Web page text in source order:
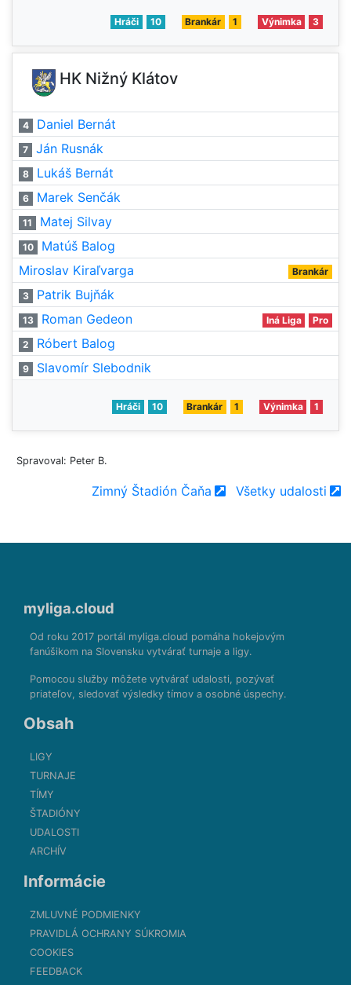
Hráči 10 Brankár 1 Výnimka 3
HK Nižný Klátov
4 Daniel Bernát
7 Ján Rusnák
8 Lukáš Bernát
6 Marek Senčák
11 Matej Silvay
10
Matúš Balog
Miroslav Kiraľvarga
Brankár
3 Patrik Bujňák
13 Roman Gedeon Iná Liga Pro
2 Róbert Balog
9 Slavomír Slebodnik
Hráči 10 Brankár 1 Výnimka 1
Spravoval: Peter B.
Zimný Štadión Čaňa Všetky udalosti
myliga.cloud
Od roku 2017 portál myliga.cloud pomáha hokejovým
fanúšikom na Slovensku vytvárať turnaje a ligy.
Pomocou služby môžete vytvárať udalosti, pozývať
priateľov, sledovať výsledky tímov a osobné úspechy.
Obsah
LIGY
TURNAJE
TÍMY
ŠTADIÓNY
UDALOSTI
ARCHÍV
Informácie
ZMLUVNÉ PODMIENKY
PRAVIDLÁ OCHRANY SÚKROMIA
COOKIES
FEEDBACK